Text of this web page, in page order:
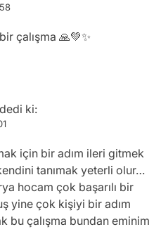
çalışma 🙏💚✨
dedi ki:
için bir adım ileri gitmek
tanımak yeterli olur…
hocam çok başarılı bir
yine çok kişiyi bir adım
bu çalışma bundan eminim